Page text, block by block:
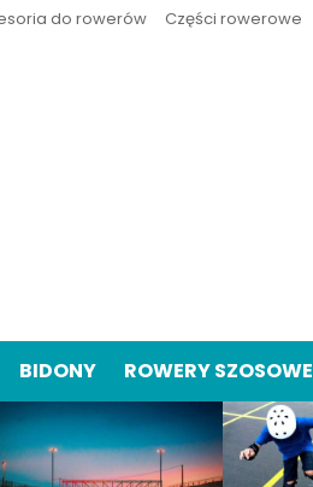
do rowerów Części rowerowe
BIDONY ROWERY SZOSOWE